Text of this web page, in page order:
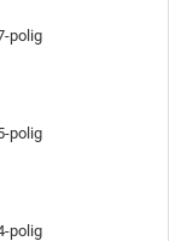
polig
polig
polig